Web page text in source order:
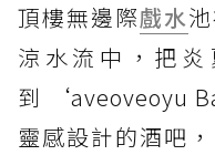
頂樓無邊際戲水
涼水流中，把
到 ‘aveoveoyu
靈感設計的酒吧